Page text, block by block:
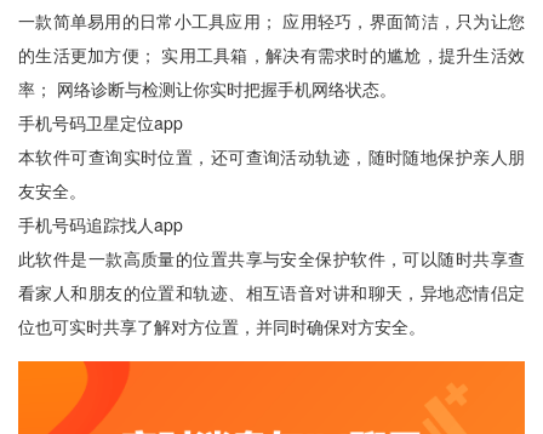
一款简单易用的日常小工具应用； 应用轻巧，界面简洁，只为让您
的生活更加方便； 实用工具箱，解决有需求时的尴尬，提升生活效
率； 网络诊断与检测让你实时把握手机网络状态。
手机号码卫星定位app
本软件可查询实时位置，还可查询活动轨迹，随时随地保护亲人朋
友安全。
手机号码追踪找人app
此软件是一款高质量的位置共享与安全保护软件，可以随时共享查
看家人和朋友的位置和轨迹、相互语音对讲和聊天，异地恋情侣定
位也可实时共享了解对方位置，并同时确保对方安全。